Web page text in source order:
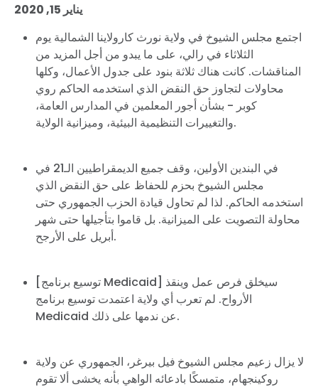
يناير 15, 2020
اجتمع مجلس الشيوخ في ولاية نورث كارولاينا الشمالية يوم
الثلاثاء في رالي، على ما يبدو من أجل المزيد من
المناقشات. كانت هناك ثلاثة بنود على جدول الأعمال، وكلها
محاولات لتجاوز حق النقض الذي استخدمه الحاكم روي
كوبر - بشأن أجور المعلمين في المدارس العامة،
والتغييرات التنظيمية البيئية، وميزانية الولاية.
في البندين الأولين، وقف جميع الديمقراطيين الـ21 في
مجلس الشيوخ بحزم للحفاظ على حق النقض الذي
استخدمه الحاكم. لذا لم تحاول قيادة الحزب الجمهوري حتى
محاولة التصويت على الميزانية. بل قاموا بتأجيلها حتى شهر
أبريل على الأرجح.
[توسيع برنامج Medicaid] سيخلق فرص عمل وينقذ
الأرواح. لم تعرب أي ولاية اعتمدت توسيع برنامج
Medicaid عن ندمها على ذلك.
لا يزال زعيم مجلس الشيوخ فيل بيرغر، الجمهوري عن ولاية
روكينجهام، متمسكًا بادعائه الواهي بأنه يخشى ألا تقوم